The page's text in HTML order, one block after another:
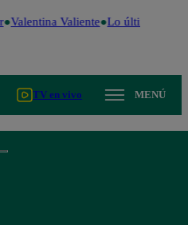
Valentina Valiente Lo último
TV en vivo MENÚ